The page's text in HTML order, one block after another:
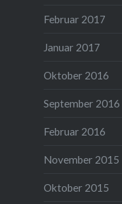
Februar 2017
Januar 2017
Oktober 2016
September 2016
Februar 2016
November 2015
Oktober 2015